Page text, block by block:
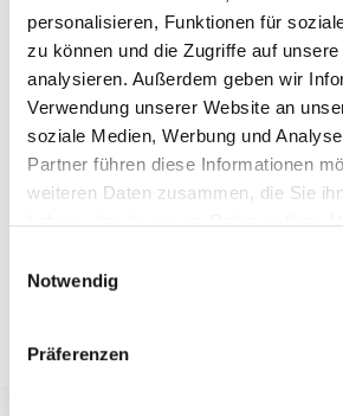
personalisieren, Funktionen für
zu können und die Zugriffe auf
analysieren. Außerdem geben wir
Verwendung unserer Website an
soziale Medien, Werbung und
Partner führen diese Informationen
weiteren Daten zusammen, die Sie
Notwendig
Präferenzen
LEADING MTRA
APPOINTMENT
Adress
Haus 14
60590 Frankfurt am Main